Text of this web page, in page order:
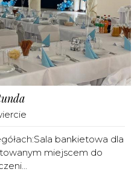
bankietowa dla
miejscem do